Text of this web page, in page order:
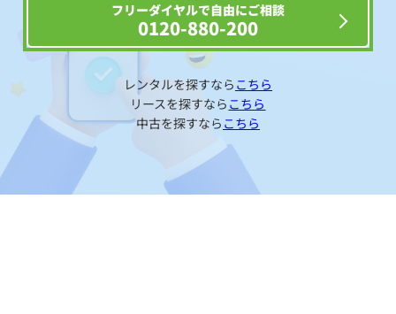
フリーダイヤルで自由にご相談
0120-880-200
レンタルを探すなら こちら
リースを探すなら こちら
中古を探すなら こちら